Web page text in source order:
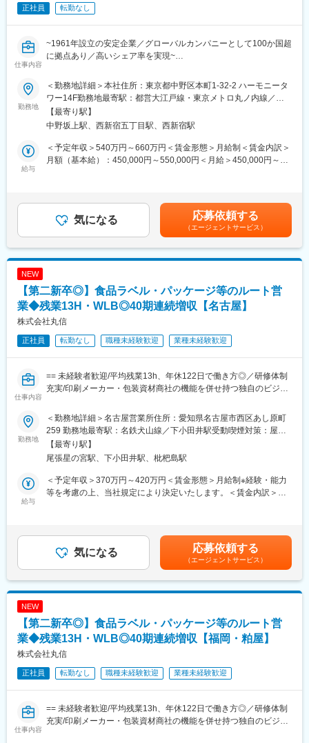
「メーカー＋ベンダー」機能を持つ当社ならではのスピード感あ
変更の範囲：会社の定める業務
既存顧客6割、新規開拓4割。
LED照明、エアソリューション、映像ソリューション、建築資
材、スポーツ・ストア・IoTソリューション、オフィス家具など多
わせ提案が可能です。
■教育体制
入社後は商品知識・事業理解・提案研修など充実。未経験分野で
■就業環境
実力次第で早期昇格やグループ会社役員への登用例もあり、幅広
いキャリア形成が可能です。
360度評価の実力主義で、若手でも早期にマネジメントやプレイ
■企業の魅力
ユーザーイン発想・イノベーションを重視し、多角的な事業展開
で成長を続けるグローバルメーカーです。
「メーカー＋ベンダー」機能を持つ当社ならではのスピード感あ
変更の範囲：会社の定める業務
正社員 転勤なし
仕事内容
~1961年設立の安定企業／グローバルカンパニーとして100か国超
に拠点あり／高いシェア率を実現~
■概要：
米国 Acco Brands Corporation 100％出資の日本法人で、文具/事
務用品/消費財の分野において市場をリードしている当社にて法人
営業をお任せします。
■業務詳細：
・売上UPに向け担当顧客への新商品や店頭販売計画等の企画提案
・業務に必要な市場動向のモニタリング（プライス、店頭・顧
客・市場調査、展示会調査など）
リー等
・顧客先：
卸業者、家電量販店、ホームセンター、EC等
・一日の流れ：
■組織構成：
4名（マネージャー、メンバー2名、アシスタント）が在席してお
【米国・Acco Brands Corporation100%出資の日本法人】
■同社は製本機、ラミネーター、シュレッダーの3商品ともに日本
トップクラスのシェアをもつ企業です。
品を導入いただいてい顧客群を多数保持しています。
勤務地
＜勤務地詳細＞本社住所：東京都中野区本町1-32-2 ハーモニータ
ワー14F勤務地最寄駅：都営大江戸線・東京メトロ丸ノ内線／中
野坂上駅受動喫煙対策：屋内全面禁煙変更の範囲：会社の定める
事業所（リモートワーク含む）
【最寄り駅】
中野坂上駅、西新宿五丁目駅、西新宿駅
給与
＜予定年収＞540万円～660万円＜賃金形態＞月給制＜賃金内訳＞
月額（基本給）：450,000円～550,000円＜月給＞450,000円～
で支給されない年もあります）※昇給 年1回 パフォーマンスレビ
ューを実施（７月または4月の昇給）賃金はあくまでも目安の金額
であり、選考を通じて上下する可能性があります。月給(月額)は固
定手当を含めた表記です。
気になる 応募依頼する
（エージェントサービス）
NEW
【第二新卒◎】食品ラベル・パッケージ等のルート営
業◆残業13H・WLB◎40期連続増収【名古屋】
株式会社丸信
正社員 転勤なし 職種未経験歓迎 業種未経験歓迎
仕事内容
== 未経験者歓迎/平均残業13h、年休122日で働き方◎／研修体制
充実/印刷メーカー・包装資材商社の機能を併せ持つ独自のビジネ
■業務概要
食品ラベルやパッケージの企画提案、製造、包装資材の販売を主
な事業として全国展開をしている当社にて、営業職としてご活躍
いただきます。
※営業未経験の方も集合研修やOJTにてしっかりサポートいたしま
す。
食品向けの販促シールや飲料用ラベル、お土産品・化粧品などの
パッケージ（紙箱）やギフトボックスを提案します。受注後は社
内のデザイナーや工場スタッフと連携し、製品を形にしていきま
ーパーへ卸販売します。併せて洗剤・アルコール・作業服などの
衛生商材も提案します。
社内の専門スタッフと連携し、課題のヒアリングから提案・受
・商品撮影、動画撮影・編集
・人材採用支援
勤務地
＜勤務地詳細＞名古屋営業所住所：愛知県名古屋市西区あし原町
259 勤務地最寄駅：名鉄犬山線／下小田井駅受動喫煙対策：屋内
全面禁煙変更の範囲：会社の定める事業所（リモートワーク含
む）
【最寄り駅】
尾張星の宮駅、下小田井駅、枇杷島駅
給与
＜予定年収＞370万円～420万円＜賃金形態＞月給制※経験・能力
等を考慮の上、当社規定により決定いたします。＜賃金内訳＞月
＞237,590円～270,100円（一律手当を含む）＜昇給有無＞有＜残
業手当＞有＜給与補足＞■昇給：年1回(2,000円～8,000円/月 ※ベ
ースアップ込みの過去実績)■賞与：年3回(過去実績3ヶ月分)■年収
例：650万円(35歳、課長代理、配偶者、子2人)賃金はあくまでも
目安の金額であり、選考を通じて上下する可能性があります。月
気になる 応募依頼する
（エージェントサービス）
NEW
【第二新卒◎】食品ラベル・パッケージ等のルート営
業◆残業13H・WLB◎40期連続増収【福岡・粕屋】
株式会社丸信
正社員 転勤なし 職種未経験歓迎 業種未経験歓迎
仕事内容
== 未経験者歓迎/平均残業13h、年休122日で働き方◎／研修体制
充実/印刷メーカー・包装資材商社の機能を併せ持つ独自のビジネ